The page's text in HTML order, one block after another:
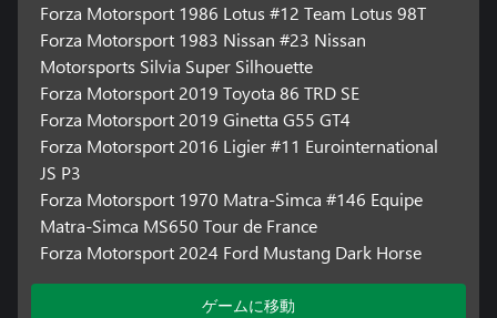
Forza Motorsport 1986 Lotus #12 Team Lotus 98T
Forza Motorsport 1983 Nissan #23 Nissan
Motorsports Silvia Super Silhouette
Forza Motorsport 2019 Toyota 86 TRD SE
Forza Motorsport 2019 Ginetta G55 GT4
Forza Motorsport 2016 Ligier #11 Eurointernational
JS P3
Forza Motorsport 1970 Matra-Simca #146 Equipe
Matra-Simca MS650 Tour de France
Forza Motorsport 2024 Ford Mustang Dark Horse
ゲームに移動